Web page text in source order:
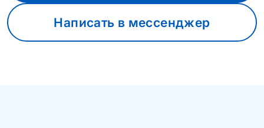
Написать в мессенджер